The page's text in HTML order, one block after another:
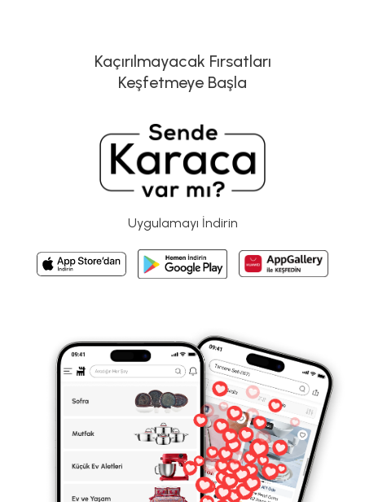
Kaçırılmayacak Fırsatları
Keşfetmeye Başla
Uygulamayı İndirin